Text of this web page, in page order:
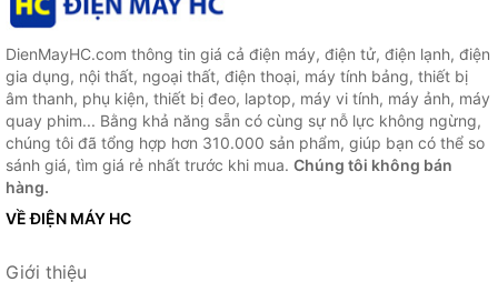
DienMayHC.com thông tin giá cả điện máy, điện tử, điện lạnh, điện
gia dụng, nội thất, ngoại thất, điện thoại, máy tính bảng, thiết bị
âm thanh, phụ kiện, thiết bị đeo, laptop, máy vi tính, máy ảnh, máy
quay phim... Bằng khả năng sẵn có cùng sự nỗ lực không ngừng,
chúng tôi đã tổng hợp hơn 310.000 sản phẩm, giúp bạn có thể so
sánh giá, tìm giá rẻ nhất trước khi mua. Chúng tôi không bán
hàng.
VỀ ĐIỆN MÁY HC
Giới thiệu